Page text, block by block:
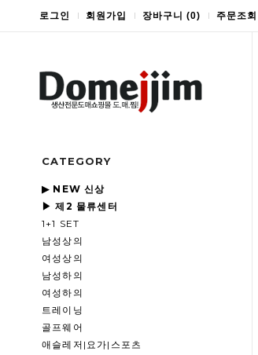
로그인 회원가입 장바구니 (0) 주문조회
CATEGORY
▶ NEW 신상
▶ 제2 물류센터
1+1 SET
남성상의
여성상의
남성하의
여성하의
트레이닝
골프웨어
애슬레저|요가|스포츠